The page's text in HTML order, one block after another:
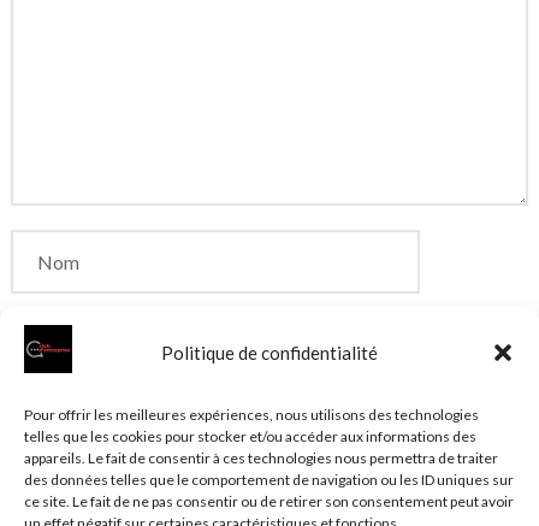
Politique de confidentialité
Pour offrir les meilleures expériences, nous utilisons des technologies
telles que les cookies pour stocker et/ou accéder aux informations des
appareils. Le fait de consentir à ces technologies nous permettra de traiter
des données telles que le comportement de navigation ou les ID uniques sur
ce site. Le fait de ne pas consentir ou de retirer son consentement peut avoir
Enregistrer mon nom, mon e-mail et mon site dans
le navigateur pour mon prochain commentaire.